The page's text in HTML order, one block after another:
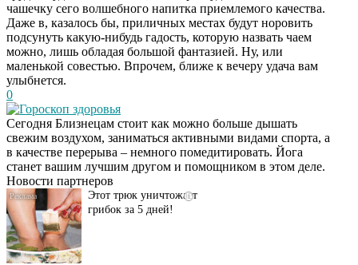
чашечку сего волшебного напитка приемлемого качества.
Даже в, казалось бы, приличных местах будут норовить
подсунуть какую-нибудь гадость, которую назвать чаем
можно, лишь обладая большой фантазией. Ну, или
маленькой совестью. Впрочем, ближе к вечеру удача вам
улыбнется.
0
Гороскоп здоровья
Сегодня Близнецам стоит как можно больше дышать
свежим воздухом, заниматься активными видами спорта, а
в качестве перерыва – немного помедитировать. Йога
станет вашим лучшим другом и помощником в этом деле.
Новости партнеров
Даже самый
запущенный грибок
исчезнет с корнем,
если перед сном…
i
Этот трюк уничтожает
грибок за 5 дней!